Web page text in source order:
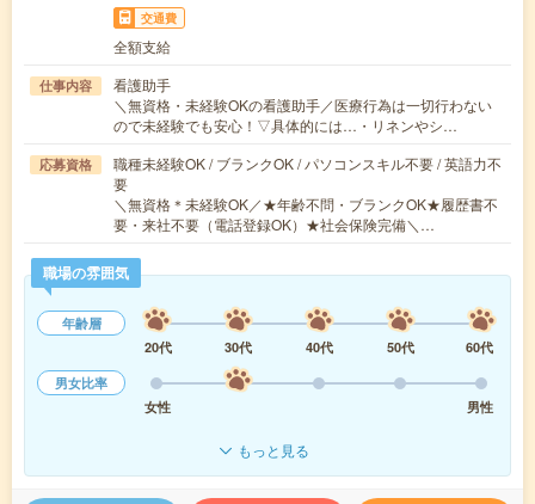
交通費
全額支給
仕事内容
看護助手
＼無資格・未経験OKの看護助手／医療行為は一切行わない
ので未経験でも安心！▽具体的には…・リネンやシ…
応募資格
職種未経験OK / ブランクOK / パソコンスキル不要 / 英語力不
要
＼無資格＊未経験OK／★年齢不問・ブランクOK★履歴書不
要・来社不要（電話登録OK）★社会保険完備＼…
職場の雰囲気
年齢層
20代
30代 40代 50代
60代
男女比率
女性
男性
もっと見る